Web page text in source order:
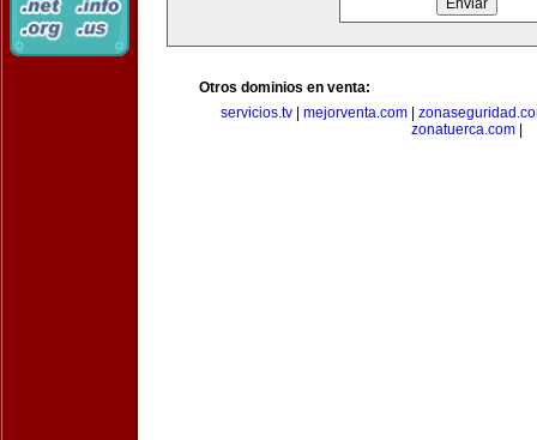
Otros dominios en venta:
servicios.tv| mejorventa.com|
zonatuerca.com|